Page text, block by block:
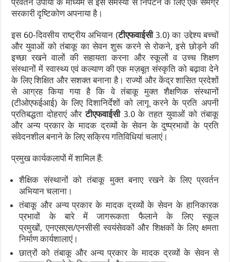
प्रवर्तन उपायों के माध्यम से इस समस्या से निपटने के लिए एक समग्र
सरकारी दृष्टिकोण अपनाया है।
इस 60-दिवसीय राष्ट्रीय अभियान (टीएफवाईसी 3.0) का उद्देश्य बच्चों
और युवाओं को तंबाकू का सेवन शुरू करने से रोकने, इसे छोड़ने की
इच्छा रखने वालों की सहायता करना और स्कूलों व उच्च शिक्षण
संस्थानों में स्वास्थ्य एवं कल्याण की एक मज़बूत संस्कृति को बढ़ावा देने
के लिए शिक्षित और सशक्त बनाना है। राज्यों और केंद्र शासित प्रदेशों
से आग्रह किया गया है कि वे तंबाकू मुक्त शैक्षणिक संस्थानों
(टीओएफईआई) के लिए दिशानिर्देशों को लागू करने के प्रति अपनी
प्रतिबद्धता दोहराएं औरटीएफवाईसी3.0 के तहत युवाओं को तंबाकू
और अन्य प्रकार के मादक द्रव्यों के सेवन के दुष्प्रभावों के प्रति
संवेदनशील बनाने के लिए सक्रिय गतिविधियां चलाएं।
प्रमुख कार्यकलापों में शामिल हैं:
शैक्षिक संस्थानों को तंबाकू मुक्त बनाए रखने के लिए प्रवर्तन
अभियान चलाना।
तंबाकू और अन्य प्रकार के मादक द्रव्यों के सेवन के हानिकारक
प्रभावों के बारे में जागरूकता फैलाने के लिए स्कूल
प्रमुखों, एनएसएस/एनसीसी स्वयंसेवकों और शिक्षकों के लिए क्षमता
निर्माण कार्यशालाएं।
छात्रों को तंबाकू और अन्य प्रकार के मादक द्रव्यों के सेवन से